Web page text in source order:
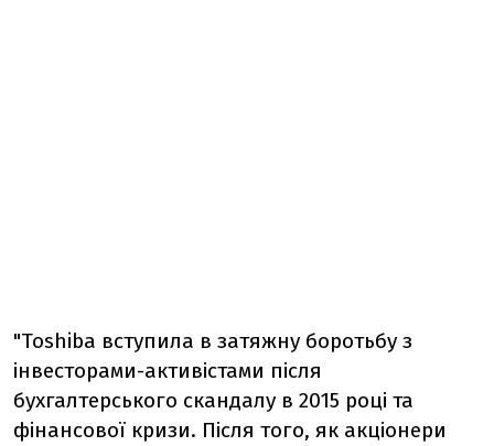
"Toshiba вступила в затяжну боротьбу з
інвесторами-активістами після
бухгалтерського скандалу в 2015 році та
фінансової кризи. Після того, як акціонери